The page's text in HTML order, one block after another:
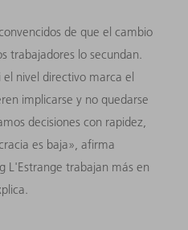
de que el cambio
trabajadores lo secundan.
el nivel directivo marca el
implicarse y no quedarse
decisiones con rapidez,
es baja», afirma
L'Estrange trabajan más en